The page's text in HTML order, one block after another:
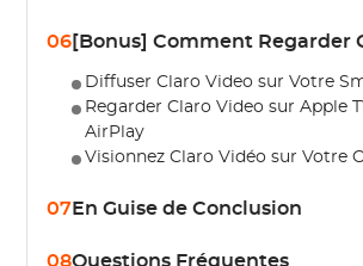
06[Bonus] Comment Regarder
Diffuser Claro Video sur Votre
Regarder Claro Video sur Apple
AirPlay
Visionnez Claro Vidéo sur Votre
07En Guise de Conclusion
08Questions Fréquentes